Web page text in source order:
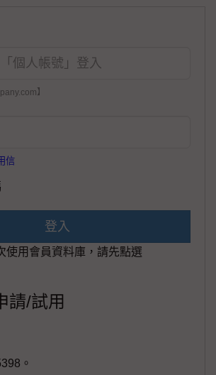
】
信
登入
用會員資料庫，請先點選
請/試用
。